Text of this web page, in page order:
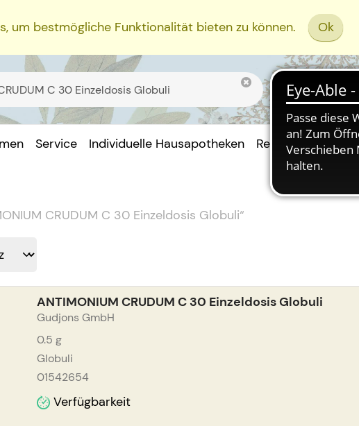
um bestmögliche Funktionalität bieten zu können. Ok
Service Individuelle Hausapotheken Rezept Einreichen
CRUDUM C 30 Einzeldosis Globuli“
ANTIMONIUM CRUDUM C 30 Einzeldosis Globuli
Gudjons GmbH
0.5 g
Globuli
01542654
Verfügbarkeit